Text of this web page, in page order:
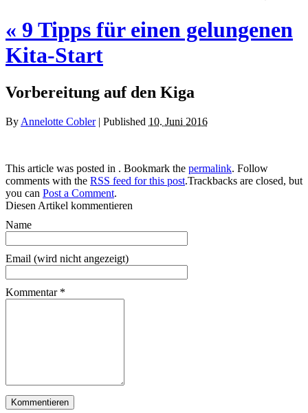
« 9 Tipps für einen gelungenen
Kita-Start
Vorbereitung auf den Kiga
By Annelotte Cobler | Published 10. Juni 2016
This article was posted in . Bookmark the permalink. Follow
comments with the RSS feed for this post.Trackbacks are closed, but
you can Post a Comment.
Diesen Artikel kommentieren
Name
Email (wird nicht angezeigt)
Kommentar*